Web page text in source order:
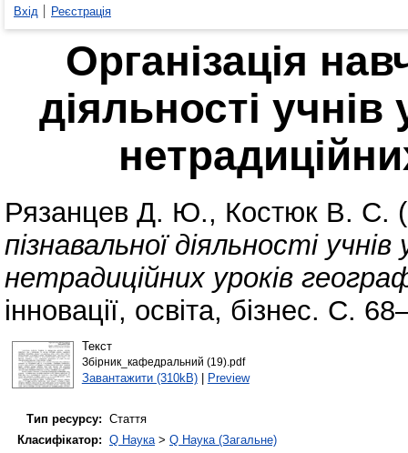
Вхід Реєстрація
Організація
діяльності
Рязанцев Д. Ю., Костюк В. С.
пізнавальної діяльності
нетрадиційних уроків
інновації, освіта, бізнес. С.
Текст
Збірник_кафедральний (19).pdf
Завантажити (310kB)| Preview
Тип ресурсу: Стаття
Класифікатор: Q Наука> Q Наука (Загальне)